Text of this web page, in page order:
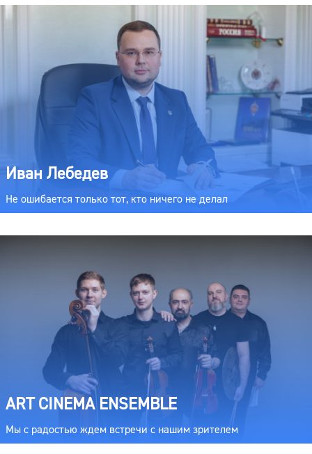
Иван Лебедев
Не ошибается только тот, кто ничего не делал
ART CINEMA ENSEMBLE
Мы с радостью ждем встречи с нашим зрителем